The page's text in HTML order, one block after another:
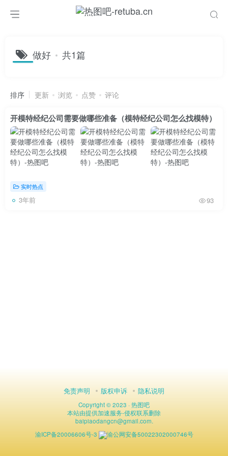
做好 共1篇
排序 更新 浏览 点赞 评论
开模特经纪公司需要做哪些准备（模特经纪公司怎么找模特）
实时热点
3年前 93
免责声明 版权申诉 隐私说明
Copyright © 2023 ·热图吧
本站由提供加速服务-侵权联系删除
baipiaodangcn@gmail.com.
渝ICP备20006606号-3
渝公网安备50022302000746号